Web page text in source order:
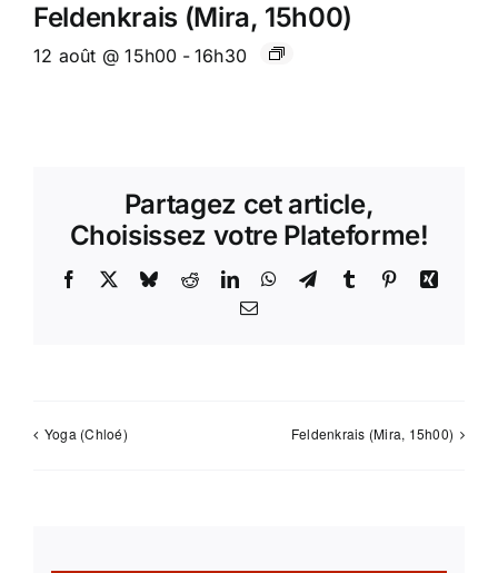
Feldenkrais (Mira, 15h00)
12 août @ 15h00 - 16h30
Partagez cet article,
Choisissez votre Plateforme!
Facebook BlueskyRedditLinkedInWhatsApp
TelegramTumblr PinterestXing
Email
Yoga (Chloé) Feldenkrais (Mira, 15h00)